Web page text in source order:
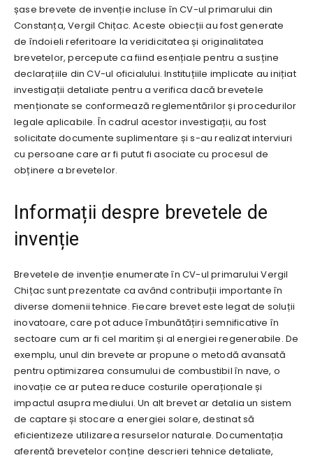
șase brevete de invenție incluse în CV-ul primarului din
Constanța, Vergil Chițac. Aceste obiecții au fost generate
de îndoieli referitoare la veridicitatea și originalitatea
brevetelor, percepute ca fiind esențiale pentru a susține
declarațiile din CV-ul oficialului. Instituțiile implicate au inițiat
investigații detaliate pentru a verifica dacă brevetele
menționate se conformează reglementărilor și procedurilor
legale aplicabile. În cadrul acestor investigații, au fost
solicitate documente suplimentare și s-au realizat interviuri
cu persoane care ar fi putut fi asociate cu procesul de
obținere a brevetelor.
Informații despre brevetele de
invenție
Brevetele de invenție enumerate în CV-ul primarului Vergil
Chițac sunt prezentate ca având contribuții importante în
diverse domenii tehnice. Fiecare brevet este legat de soluții
inovatoare, care pot aduce îmbunătățiri semnificative în
sectoare cum ar fi cel maritim și al energiei regenerabile. De
exemplu, unul din brevete ar propune o metodă avansată
pentru optimizarea consumului de combustibil în nave, o
inovație ce ar putea reduce costurile operaționale și
impactul asupra mediului. Un alt brevet ar detalia un sistem
de captare și stocare a energiei solare, destinat să
eficientizeze utilizarea resurselor naturale. Documentația
aferentă brevetelor conține descrieri tehnice detaliate,